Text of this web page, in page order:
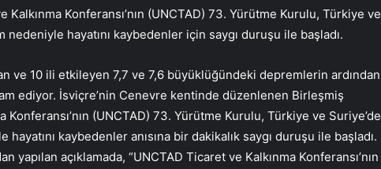
Konferansı’nın (UNCTAD) 73. Yürütme Kurulu, Türkiye ve
nedeniyle hayatını kaybedenler için saygı duruşu ile başladı.
ve 10 ili etkileyen 7,7 ve 7,6 büyüklüğündeki depremlerin ardından
ediyor. İsviçre’nin Cenevre kentinde düzenlenen Birleşmiş
(UNCTAD) 73. Yürütme Kurulu, Türkiye ve Suriye’de
kaybedenler anısına bir dakikalık saygı duruşu ile başladı.
yapılan açıklamada, “UNCTAD Ticaret ve Kalkınma Konferansı’nın